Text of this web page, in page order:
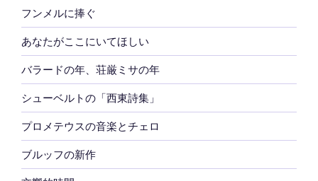
フンメルに捧ぐ
あなたがここにいてほしい
バラードの年、荘厳ミサの年
シューベルトの「西東詩集」
プロメテウスの音楽とチェロ
ブルッフの新作